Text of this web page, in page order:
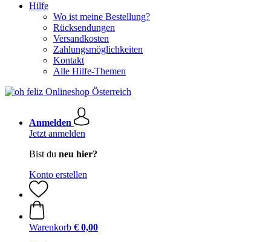
Hilfe
Wo ist meine Bestellung?
Rücksendungen
Versandkosten
Zahlungsmöglichkeiten
Kontakt
Alle Hilfe-Themen
Anmelden
Jetzt anmelden
Bist du neu hier?
Konto erstellen
Warenkorb € 0,00